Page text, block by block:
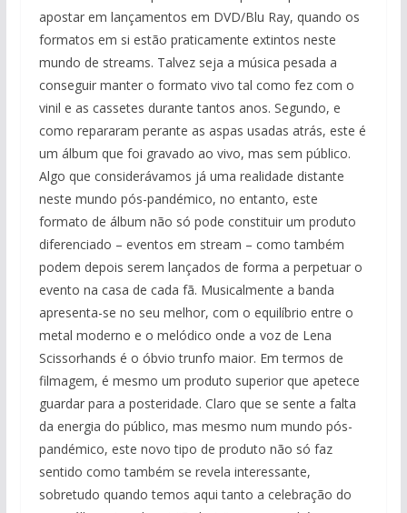
apostar em lançamentos em DVD/Blu Ray, quando os
formatos em si estão praticamente extintos neste
mundo de streams. Talvez seja a música pesada a
conseguir manter o formato vivo tal como fez com o
vinil e as cassetes durante tantos anos. Segundo, e
como repararam perante as aspas usadas atrás, este é
um álbum que foi gravado ao vivo, mas sem público.
Algo que considerávamos já uma realidade distante
neste mundo pós-pandémico, no entanto, este
formato de álbum não só pode constituir um produto
diferenciado – eventos em stream – como também
podem depois serem lançados de forma a perpetuar o
evento na casa de cada fã. Musicalmente a banda
apresenta-se no seu melhor, com o equilíbrio entre o
metal moderno e o melódico onde a voz de Lena
Scissorhands é o óbvio trunfo maior. Em termos de
filmagem, é mesmo um produto superior que apetece
guardar para a posteridade. Claro que se sente a falta
da energia do público, mas mesmo num mundo pós-
pandémico, este novo tipo de produto não só faz
sentido como também se revela interessante,
sobretudo quando temos aqui tanto a celebração do